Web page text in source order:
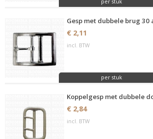
Gesp met dubbele brug 30
€ 2,11
incl. BTW
per stuk
Koppelgesp met dubbele
€ 2,84
incl. BTW